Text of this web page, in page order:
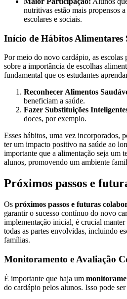
nutritivas estão mais propensos
escolares e sociais.
Início de Hábitos Alimentares
Por meio do novo cardápio, as escolas
sobre a importância de escolhas
fundamental que os estudantes
Reconhecer Alimentos
beneficiam a saúde.
Fazer Substituições
doces, por exemplo.
Esses hábitos, uma vez incorporados,
ter um impacto positivo na saúde ao
importante que a alimentação seja um
alunos, promovendo um ambiente
Próximos passos e
Os próximos passos e futuras
garantir o sucesso contínuo do novo
implementação inicial, é crucial
todas as partes envolvidas, incluindo
famílias.
Monitoramento e Avaliação
É importante que haja um
do cardápio pelos alunos. Isso pode